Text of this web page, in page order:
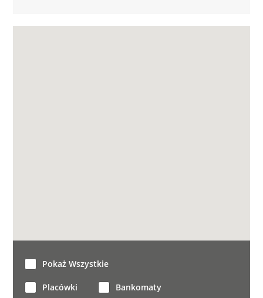
Pokaż Wszystkie
Placówki Bankomaty